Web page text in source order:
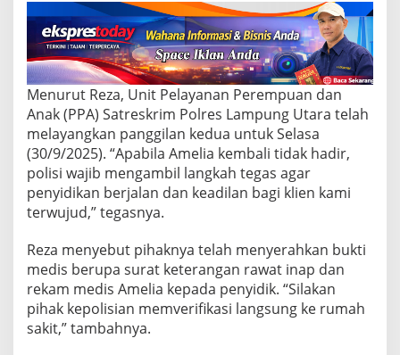
k
T
e
g
a
s
Menurut Reza, Unit Pelayanan Perempuan dan
Anak (PPA) Satreskrim Polres Lampung Utara telah
melayangkan panggilan kedua untuk Selasa
(30/9/2025). “Apabila Amelia kembali tidak hadir,
polisi wajib mengambil langkah tegas agar
penyidikan berjalan dan keadilan bagi klien kami
terwujud,” tegasnya.
Reza menyebut pihaknya telah menyerahkan bukti
medis berupa surat keterangan rawat inap dan
rekam medis Amelia kepada penyidik. “Silakan
pihak kepolisian memverifikasi langsung ke rumah
sakit,” tambahnya.